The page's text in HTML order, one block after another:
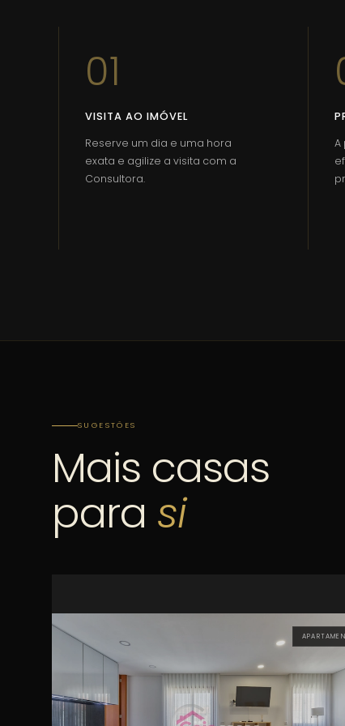
as estratégias e ao mesmo tempo dar provas
A nossa estratégica comercial é conceber e
profissionalismo e das tecnologias digitais.
próprios.
01
VISITA AO IMÓVEL
Reserve um dia e uma hora
exata e agilize a visita com a
Consultora.
A
SUGESTÕES
Mais casas
para si